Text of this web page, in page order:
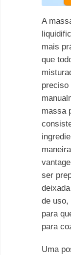
A
mais
que
preciso
massa
ser
de uso,
para
para
Uma